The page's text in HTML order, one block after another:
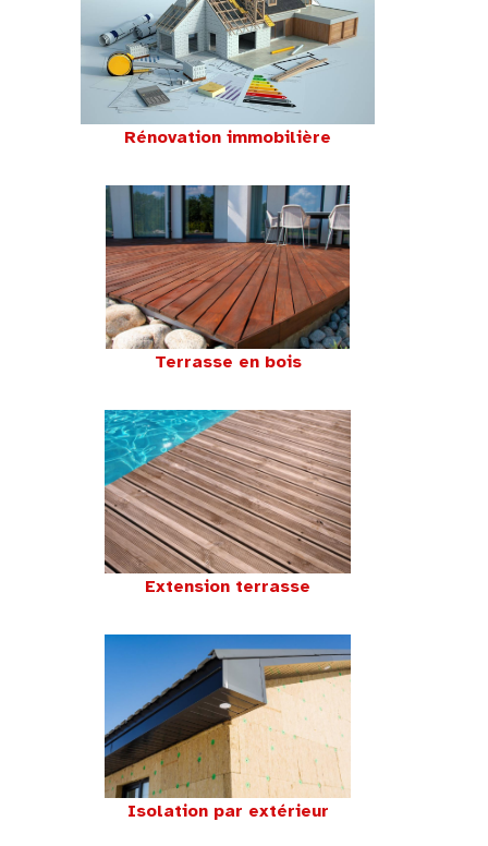
Rénovation immobilière
Terrasse en bois
Extension terrasse
Isolation par extérieur